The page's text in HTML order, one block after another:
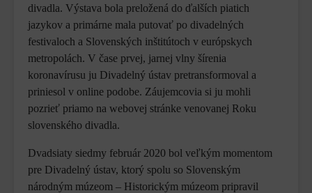
divadla. Výstava bola preložená do ďalších piatich
jazykov a primárne mala putovať po divadelných
festivaloch a Slovenských inštitútoch v európskych
metropolách. V čase prvej, jarnej vlny šírenia
koronavírusu ju Divadelný ústav pretransformoval a
priniesol v online podobe. Záujemcovia si ju mohli
pozrieť priamo na webovej stránke venovanej Roku
slovenského divadla.
Dvadsiaty siedmy február 2020 bol veľkým momentom
pre Divadelný ústav, ktorý spolu so Slovenským
národným múzeom – Historickým múzeom pripravil